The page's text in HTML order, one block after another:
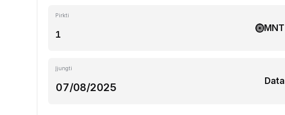
Pirkti
MNT
Įjungti
Data